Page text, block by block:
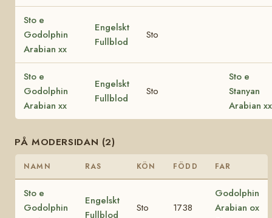
Sto e
Godolphin
Arabian xx
Engelskt
Fullblod
Sto
Sto e
Godolphin
Arabian xx
Engelskt
Fullblod
Sto
Sto e
Stanyan
Arabian xx
PÅ MODERSIDAN (2)
NAMN RAS KÖN FÖDD FAR
Sto e
Godolphin
Engelskt
Fullblod
Sto 1738
Godolphin
Arabian ox